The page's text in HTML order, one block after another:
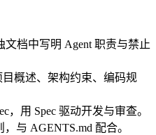
文档中写明 Agent 职责与禁止
概述、架构约束、编码规
，用 Spec 驱动开发与审查。
与 AGENTS.md 配合。